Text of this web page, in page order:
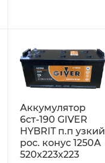
Аккумулятор
6ст-190 GIVER
HYBRIT п.п узкий
рос. конус 1250А
520х223х223